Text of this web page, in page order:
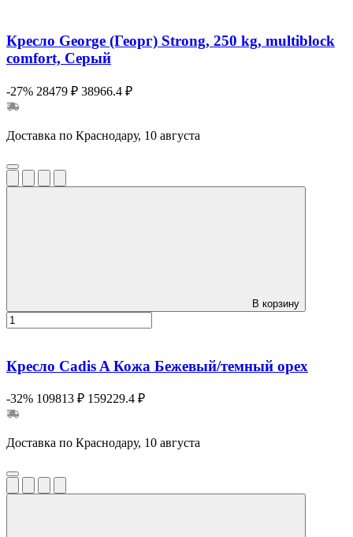
Кресло George (Георг) Strong, 250 kg, multiblock
comfort, Серый
-27% 28479 ₽ 38966.4 ₽
Доставка по Краснодару, 10 августа
В корзину
Кресло Cadis A Кожа Бежевый/темный орех
-32% 109813 ₽ 159229.4 ₽
Доставка по Краснодару, 10 августа